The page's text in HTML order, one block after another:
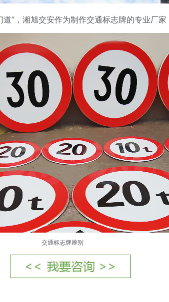
”，湘旭交安作为制作交通标志牌的专业厂
交通标志牌辨别